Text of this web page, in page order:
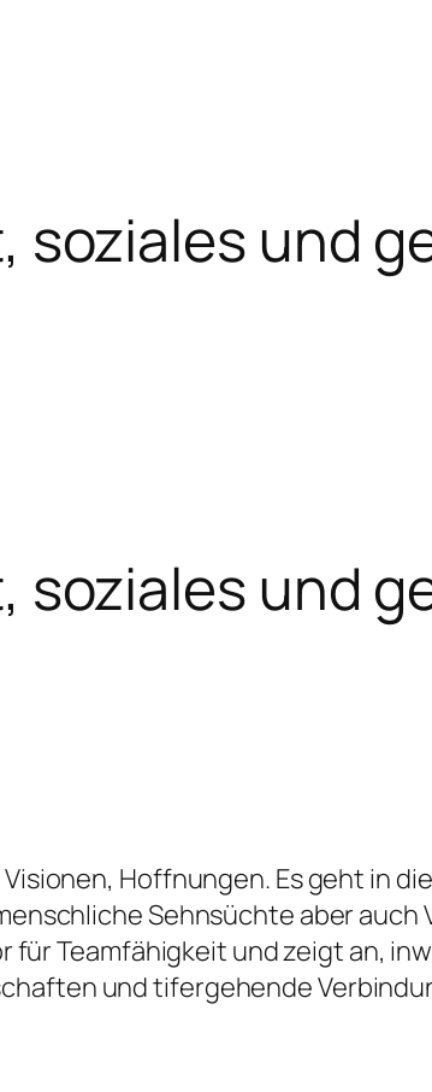
soziales und
soziales und
Hoffnungen. Es geht in
Sehnsüchte aber auch
für Teamfähigkeit und zeigt an,
und tifergehende